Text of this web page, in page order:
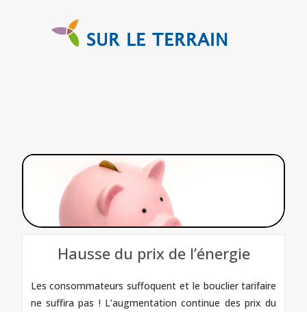
Hausse du prix de l’énergie
Les consommateurs suffoquent et le bouclier tarifaire
ne suffira pas ! L’augmentation continue des prix du